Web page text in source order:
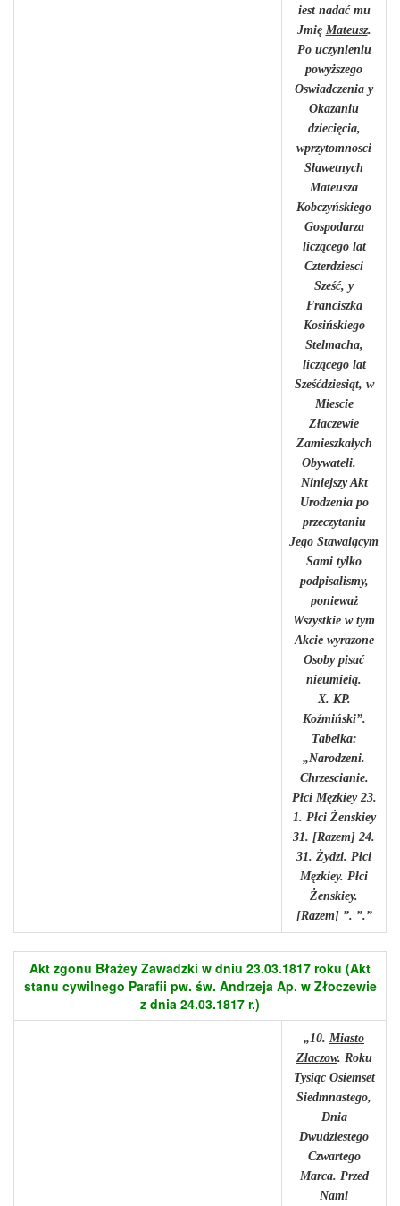
iest nadać mu
Jmię Mateusz.
Po uczynieniu
powyższego
Oswiadczenia y
Okazaniu
dziecięcia,
wprzytomnosci
Sławetnych
Mateusza
Kobczyńskiego
Gospodarza
liczącego lat
Czterdziesci
Sześć, y
Franciszka
Kosińskiego
Stelmacha,
liczącego lat
Sześćdziesiąt, w
Miescie
Złaczewie
Zamieszkałych
Obywateli. –
Niniejszy Akt
Urodzenia po
przeczytaniu
Jego Stawaiącym
Sami tylko
podpisalismy,
ponieważ
Wszystkie w tym
Akcie wyrazone
Osoby pisać
nieumieią.
X. KP.
Koźmiński”.
Tabelka:
„Narodzeni.
Chrzescianie.
Płci Męzkiey 23.
1. Płci Żenskiey
31. [Razem] 24.
31. Żydzi. Płci
Męzkiey. Płci
Żenskiey.
[Razem] ”. ”.”
Akt zgonu Błażey Zawadzki w dniu 23.03.1817 roku (Akt
stanu cywilnego Parafii pw. św. Andrzeja Ap. w Złoczewie
z dnia 24.03.1817 r.)
„10. Miasto
Złaczow. Roku
Tysiąc Osiemset
Siedmnastego,
Dnia
Dwudziestego
Czwartego
Marca. Przed
Nami